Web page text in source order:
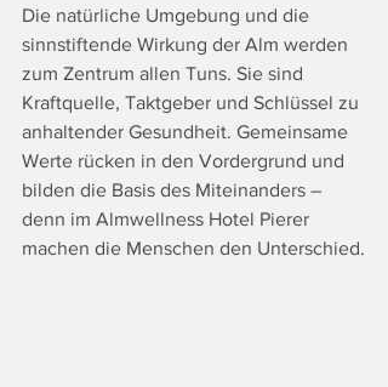
Die natürliche Umgebung und die
sinnstiftende Wirkung der Alm werden
zum Zentrum allen Tuns. Sie sind
Kraftquelle, Taktgeber und Schlüssel zu
anhaltender Gesundheit. Gemeinsame
Werte rücken in den Vordergrund und
bilden die Basis des Miteinanders –
denn im Almwellness Hotel Pierer
machen die Menschen den Unterschied.